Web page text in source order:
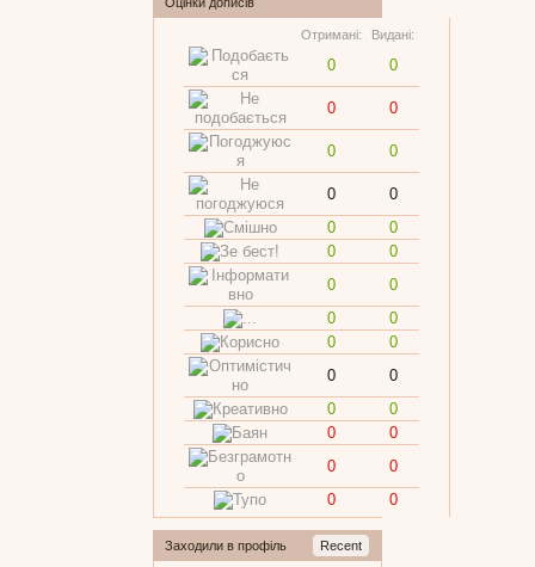
Отримані: Видані:
0 0
0 0
0 0
0
0
0
0
0
0
0
0
0
0
0
0
0
0
0
0
0
0
0
0
0
0
Заходили в профіль Recent